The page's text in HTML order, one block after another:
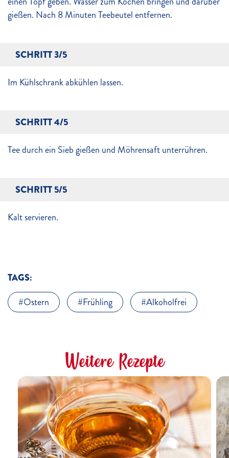
gießen. Nach 8 Minuten Teebeutel entfernen.
SCHRITT 3/5
Im Kühlschrank abkühlen lassen.
SCHRITT 4/5
Tee durch ein Sieb gießen und Möhrensaft unterrühren.
SCHRITT 5/5
Kalt servieren.
TAGS:
Ostern
Frühling Alkoholfrei
Weitere Rezepte